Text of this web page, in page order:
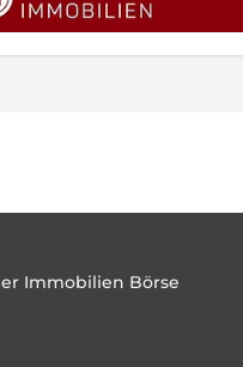
Immobilien Börse